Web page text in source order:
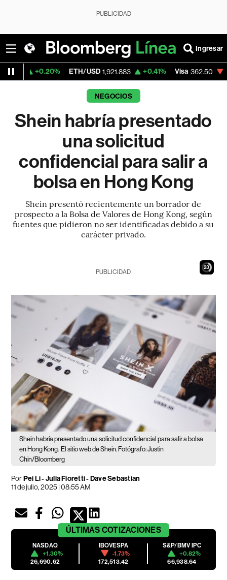
PUBLICIDAD
Ingresar
ETH/USD 1,921.883 +0.41% Visa 362.50 -2.15%
NEGOCIOS
Shein habría presentado
una solicitud
confidencial para salir a
bolsa en Hong Kong
Shein presentó recientemente un borrador de
prospecto a la Bolsa de Valores de Hong Kong, según
fuentes que pidieron no ser identificadas debido a su
carácter privado.
22
PUBLICIDAD
Shein habría presentado una solicitud confidencial para salir a bolsa
en Hong Kong. El sitio web de Shein. Fotógrafo: Justin
Chin/Bloomberg
PorPei Li - Julia Fioretti - Dave Sebastian
11 de julio, 2025 | 08:55 AM
ÚLTIMAS COTIZACIONES
NASDAQ
+1.30%
26,690.62
IBOVESPA
-1.73%
172,513.42
S&P/BMV IPC
+0.82%
66,938.64